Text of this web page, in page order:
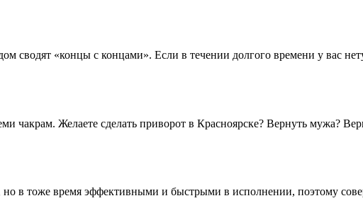
«концы с концами». Если в течении долгого времени у вас
Желаете сделать приворот в Красноярске? Вернуть мужа?
в тоже время эффективными и быстрыми в исполнении, поэтому